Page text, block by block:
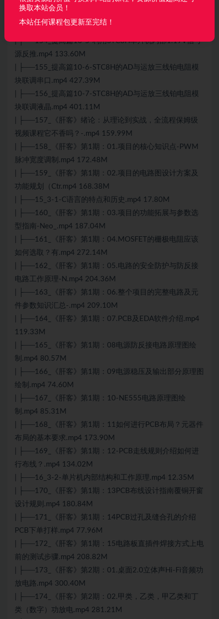
关系.mp4 214.05M
| ├──154_提高篇10-5-利用STC8H单片机内部1.19V信号
源反推.mp4 133.60M
| ├──155_提高篇10-6-STC8H的AD与运放三线铂电阻模
块联调串口.mp4 427.39M
| ├──156_提高篇10-7-STC8H的AD与运放三线铂电阻模
块联调液晶.mp4 401.11M
| ├──157_《肝客》绪论：从理论到实战，全流程保姆级
视频课程它不香吗？-.mp4 159.99M
| ├──158_《肝客》第1期：01.项目的核心知识点-PWM
脉冲宽度调制.mp4 172.48M
| ├──159_《肝客》第1期：02.项目的电路图设计方案及
功能规划（Ctr.mp4 168.38M
| ├──15_3-1-C语言的特点和历史.mp4 17.80M
| ├──160_《肝客》第1期：03.项目的功能拓展与参数选
型指南-Neo_.mp4 187.04M
| ├──161_《肝客》第1期：04.MOSFET的栅极电阻应该
如何选取？有.mp4 272.14M
| ├──162_《肝客》第1期：05.电路的安全防护与防反接
电路工作原理-N.mp4 204.36M
| ├──163_《肝客》第1期：06.整个项目的完整电路及元
件参数知识汇总-.mp4 209.10M
| ├──164_《肝客》第1期：07.PCB及EDA软件介绍.mp4
119.33M
| ├──165_《肝客》第1期：08电源防反接电路原理图绘
制.mp4 80.57M
| ├──166_《肝客》第1期：09电源稳压及输出部分原理图
绘制.mp4 74.60M
| ├──167_《肝客》第1期：10-NE555电路原理图绘
制.mp4 85.31M
| ├──168_《肝客》第1期：11如何进行PCB布局？元器件
布局的基本要求.mp4 173.90M
| ├──169_《肝客》第1期：12-PCB走线规则介绍如何进
行布线？.mp4 134.02M
| ├──16_3-2-单片机内部结构和工作原理.mp4 12.35M
| ├──170_《肝客》第1期：13PCB布线设计指南覆铜开窗
设计规则.mp4 180.84M
| ├──171_《肝客》第1期：14PCB过孔及缝合孔的介绍
PCB下单打样.mp4 77.96M
| ├──172_《肝客》第1期：15电路板直插件焊接方式上电
前的 测试步骤.mp4 208.82M
| ├──173_《肝客》第2期：01.桌面2.0立体声Hi-Fi音频功
放电路.mp4 300.40M
| ├──174_《肝客》第2期：02.甲类，乙类，甲乙类和丁
类（数字）功放电.mp4 281.21M
换取本站会员！
本站任何课程包更新至完结！